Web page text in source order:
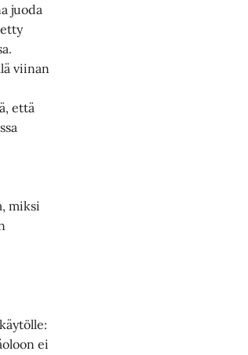
juoda
viinan
että
miksi
ei